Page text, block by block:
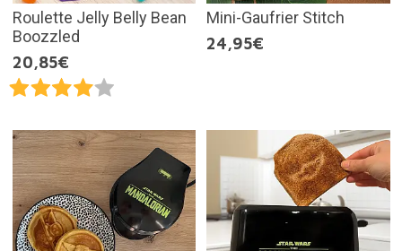
Roulette Jelly Belly Bean
Boozzled
20,85€
Mini-Gaufrier Stitch
24,95€